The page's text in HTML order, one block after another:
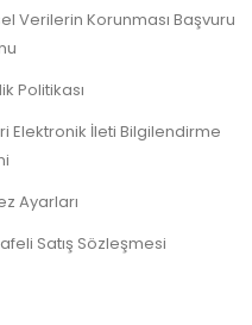
Verilerin Korunması Başvuru
Politikası
Elektronik İleti Bilgilendirme
Ayarları
Satış Sözleşmesi